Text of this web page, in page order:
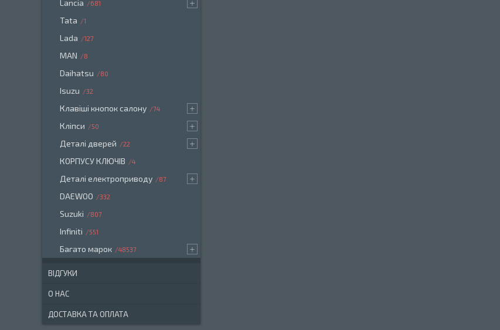
Lancia 681
Tata 1
Lada 127
MAN 8
Daihatsu 80
Isuzu 32
Клавіші кнопок салону 74
Кліпси 50
Деталі дверей 22
КОРПУСУ КЛЮЧІВ 4
Деталі електроприводу 87
DAEWOO 332
Suzuki 807
Infiniti 551
Багато марок 48537
ВІДГУКИ
О НАС
ДОСТАВКА ТА ОПЛАТА